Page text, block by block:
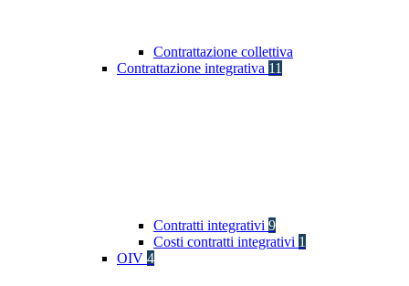
Contrattazione collettiva
Contrattazione integrativa 11
Contratti integrativi 9
Costi contratti integrativi 1
OIV 4